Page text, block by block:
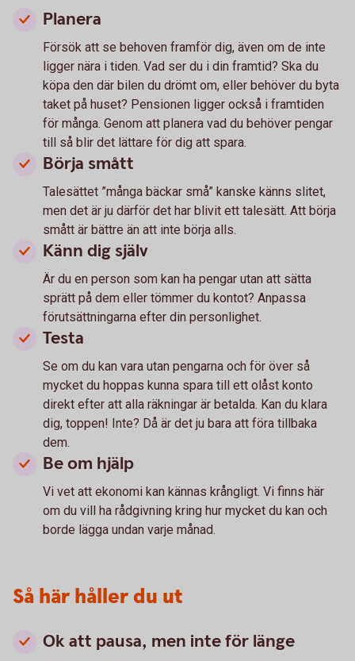
Planera
Försök att se behoven framför dig, även om de inte
ligger nära i tiden. Vad ser du i din framtid? Ska du
köpa den där bilen du drömt om, eller behöver du byta
taket på huset? Pensionen ligger också i framtiden
för många. Genom att planera vad du behöver pengar
till så blir det lättare för dig att spara.
Börja smått
Talesättet ”många bäckar små” kanske känns slitet,
men det är ju därför det har blivit ett talesätt. Att börja
smått är bättre än att inte börja alls.
Känn dig själv
Är du en person som kan ha pengar utan att sätta
sprätt på dem eller tömmer du kontot? Anpassa
förutsättningarna efter din personlighet.
Testa
Se om du kan vara utan pengarna och för över så
mycket du hoppas kunna spara till ett olåst konto
direkt efter att alla räkningar är betalda. Kan du klara
dig, toppen! Inte? Då är det ju bara att föra tillbaka
dem.
Be om hjälp
Vi vet att ekonomi kan kännas krångligt. Vi finns här
om du vill ha rådgivning kring hur mycket du kan och
borde lägga undan varje månad.
Så här håller du ut
Ok att pausa, men inte för länge